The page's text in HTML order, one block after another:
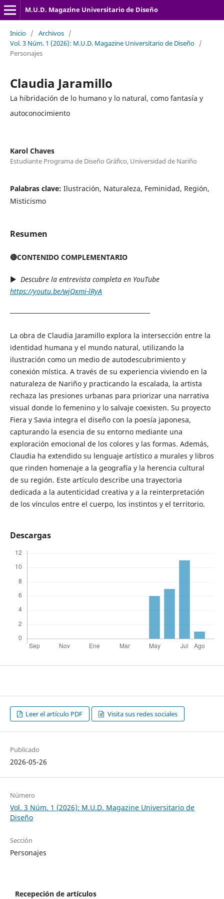
M.U.D. Magazine Universitario de Diseño
Inicio / Archivos /
Vol. 3 Núm. 1 (2026): M.U.D. Magazine Universitario de Diseño /
Personajes
Claudia Jaramillo
La hibridación de lo humano y lo natural, como fantasía y
autoconocimiento
Karol Chaves
Estudiante Programa de Diseño Gráfico, Universidad de Nariño
Palabras clave: Ilustración, Naturaleza, Feminidad, Región,
Misticismo
Resumen
🔴CONTENIDO COMPLEMENTARIO
▶︎ Descubre la entrevista completa en YouTube
https://youtu.be/wjQxmi-lRyA
────────────────────────────
La obra de Claudia Jaramillo explora la intersección entre la
identidad humana y el mundo natural, utilizando la
ilustración como un medio de autodescubrimiento y
conexión mística. A través de su experiencia viviendo en la
naturaleza de Nariño y practicando la escalada, la artista
rechaza las presiones urbanas para priorizar una narrativa
visual donde lo femenino y lo salvaje coexisten. Su proyecto
Fiera y Savia integra el diseño con la poesía japonesa,
capturando la esencia de su entorno mediante una
exploración emocional de los colores y las formas. Además,
Claudia ha extendido su lenguaje artístico a murales y libros
que rinden homenaje a la geografía y la herencia cultural
de su región. Este artículo describe una trayectoria
dedicada a la autenticidad creativa y a la reinterpretación
de los vínculos entre el cuerpo, los instintos y el territorio.
Descargas
Leer el artículo PDF Visita sus redes sociales
Publicado
2026-05-26
Número
Vol. 3 Núm. 1 (2026): M.U.D. Magazine Universitario de
Diseño
Sección
Personajes
Recepeción de artículos